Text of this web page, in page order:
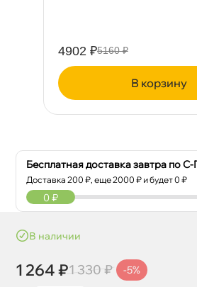
4902 ₽5160 ₽
корзину
Бесплатная доставка завтра по
Доставка200 ₽, еще2000 ₽ и будет 0 ₽
0 ₽
наличии
1 264 ₽1 330 ₽ -5%